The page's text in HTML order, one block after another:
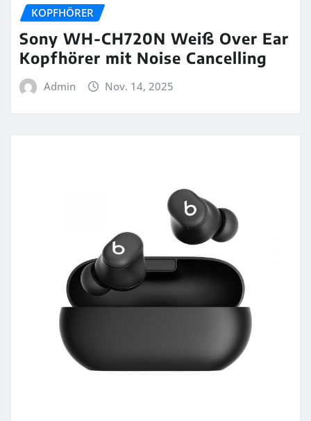
KOPFHÖRER
Sony WH-CH720N Weiß Over Ear
Kopfhörer mit Noise Cancelling
Admin Nov. 14, 2025